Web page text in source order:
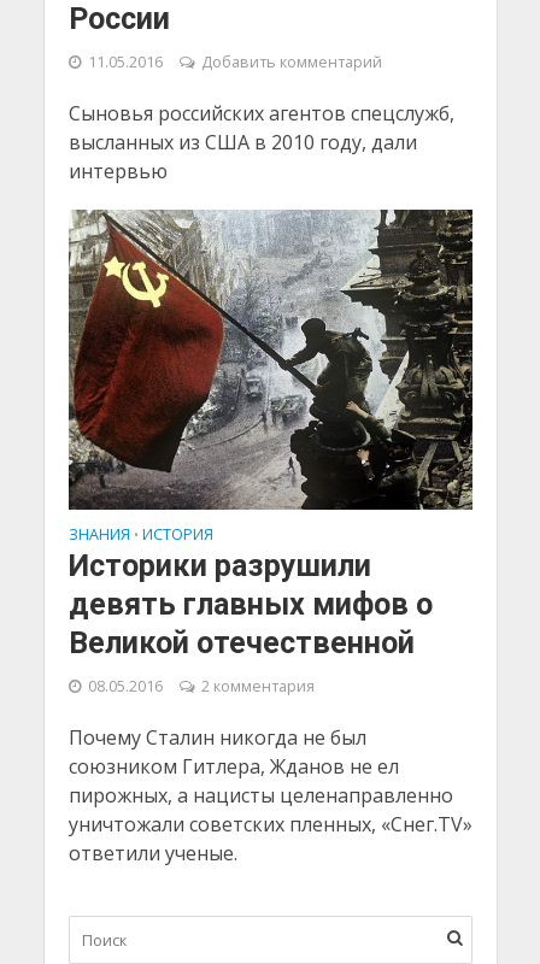
России
11.05.2016 Добавить комментарий
Сыновья российских агентов спецслужб,
высланных из США в 2010 году, дали
интервью
ЗНАНИЯ • ИСТОРИЯ
Историки разрушили
девять главных мифов о
Великой отечественной
08.05.2016 2 комментария
Почему Сталин никогда не был
союзником Гитлера, Жданов не ел
пирожных, а нацисты целенаправленно
уничтожали советских пленных, «Снег.TV»
ответили ученые.